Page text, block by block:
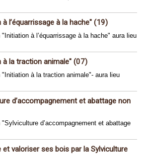
l’équarrissage à la hache" (19)
à l’équarrissage à la hache" aura lieu
la traction animale" (07)
"Initiation à la traction animale"- aura lieu
d’accompagnement et abattage non
d’accompagnement et abattage
valoriser ses bois par la Sylviculture